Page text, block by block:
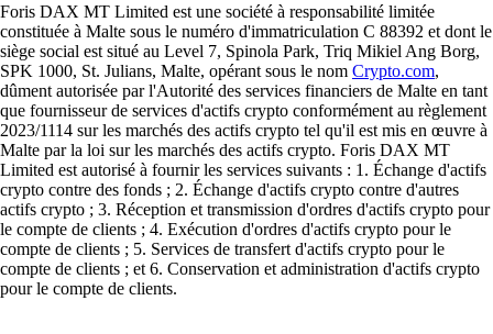
Foris DAX MT Limited est une société à responsabilité limitée
constituée à Malte sous le numéro d'immatriculation C 88392 et dont le
siège social est situé au Level 7, Spinola Park, Triq Mikiel Ang Borg,
SPK 1000, St. Julians, Malte, opérant sous le nom Crypto.com,
dûment autorisée par l'Autorité des services financiers de Malte en tant
que fournisseur de services d'actifs crypto conformément au règlement
2023/1114 sur les marchés des actifs crypto tel qu'il est mis en œuvre à
Malte par la loi sur les marchés des actifs crypto. Foris DAX MT
Limited est autorisé à fournir les services suivants : 1. Échange d'actifs
crypto contre des fonds ; 2. Échange d'actifs crypto contre d'autres
actifs crypto ; 3. Réception et transmission d'ordres d'actifs crypto pour
le compte de clients ; 4. Exécution d'ordres d'actifs crypto pour le
compte de clients ; 5. Services de transfert d'actifs crypto pour le
compte de clients ; et 6. Conservation et administration d'actifs crypto
pour le compte de clients.